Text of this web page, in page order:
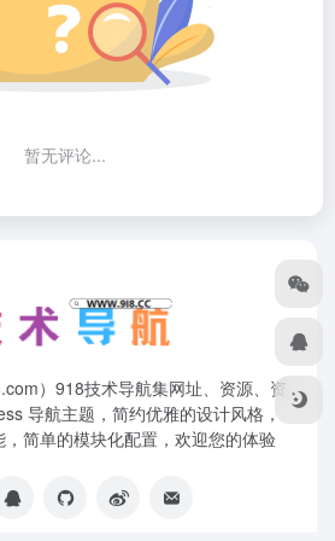
暂无评论...
）918技术导航集网址、资源、资
导航主题，简约优雅的设计风格，
简单的模块化配置，欢迎您的体验